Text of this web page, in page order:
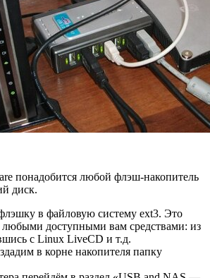
понадобится любой флэш-накопитель
диск.
в файловую систему ext3. Это
любыми доступными вам средствами: из
с Linux LiveCD и т.д.
в корне накопителя папку